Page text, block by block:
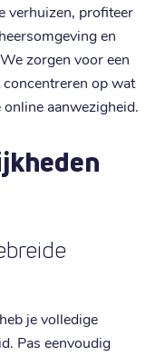
verhuizen, profiteer
en
zorgen voor een
op wat
aanwezigheid.
je volledige
Pas eenvoudig